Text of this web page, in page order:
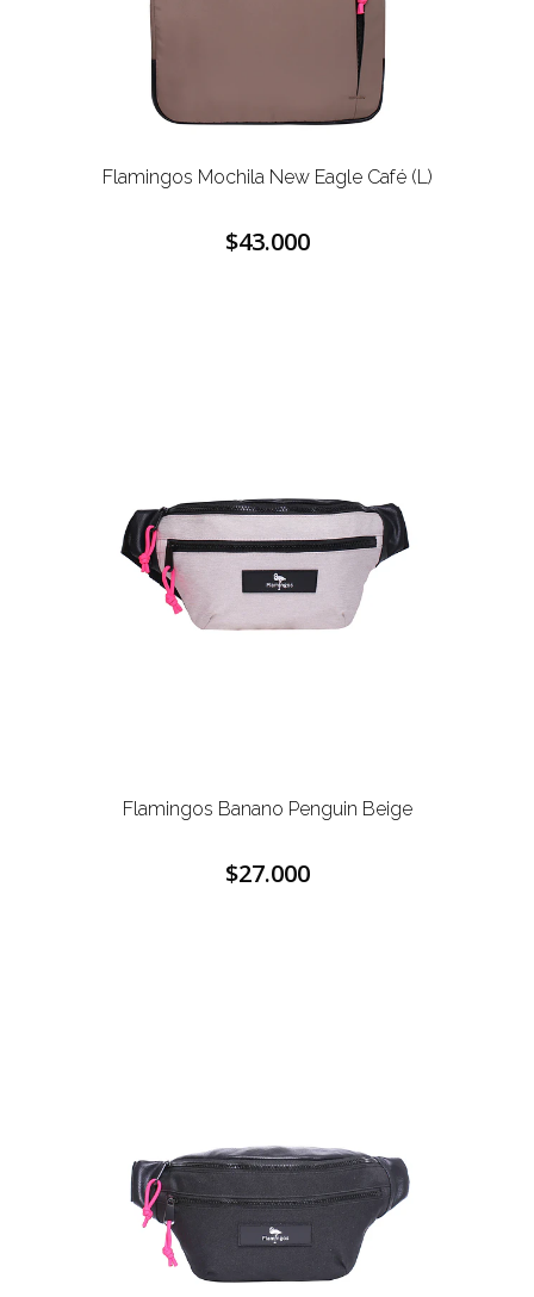
Flamingos Mochila New Eagle Café (L)
$43.000
Flamingos Banano Penguin Beige
$27.000